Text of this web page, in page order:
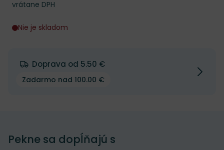
vrátane DPH
Nie je skladom
Doprava od 5.50 €
Zadarmo nad 100.00 €
Pekne sa dopĺňajú s